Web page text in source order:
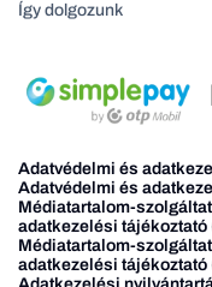
Így dolgozunk
Adatvédelmi és
Adatvédelmi és
Médiatartalom-
adatkezelési tájékoztató
Médiatartalom-
adatkezelési tájékoztató